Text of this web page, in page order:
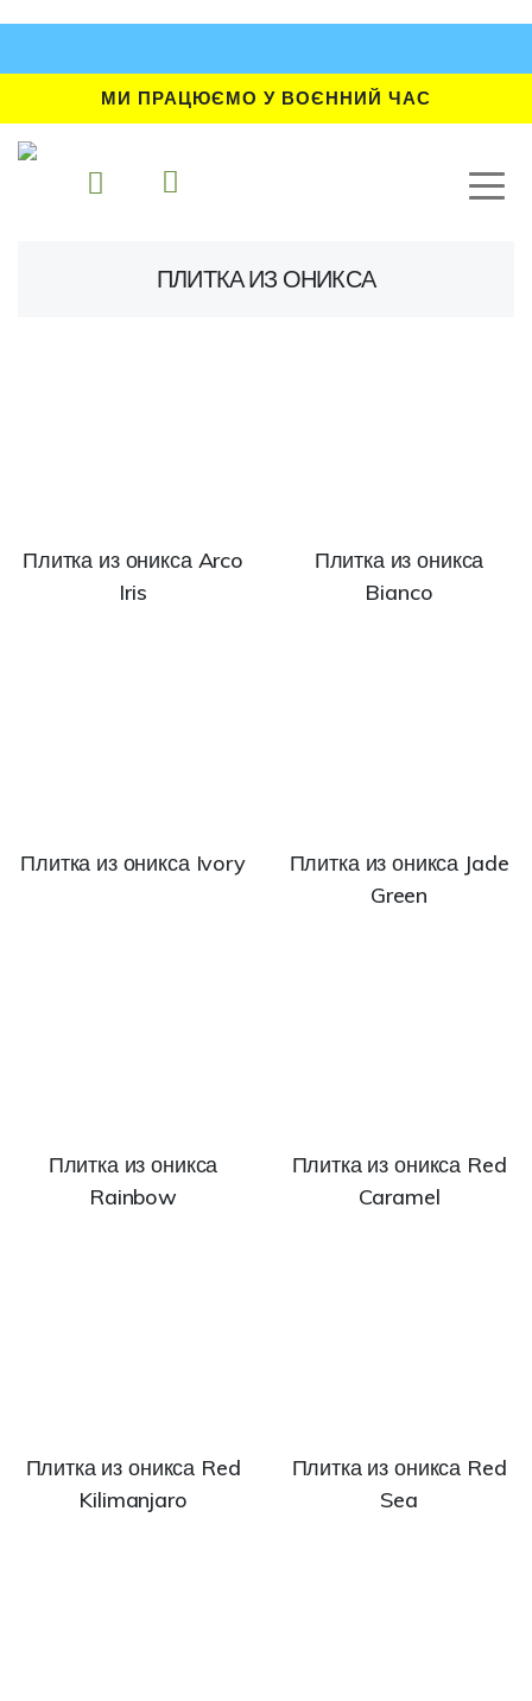
МИ ПРАЦЮЄМО У ВОЄННИЙ ЧАС
ПЛИТКА ИЗ ОНИКСА
Плитка из оникса Arco
Iris
Плитка из оникса
Bianco
Плитка из оникса Ivory
Плитка из оникса Jade
Green
Плитка из оникса
Rainbow
Плитка из оникса Red
Caramel
Плитка из оникса Red
Kilimanjaro
Плитка из оникса Red
Sea